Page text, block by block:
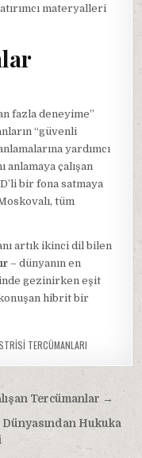
materyalleri
fazla deneyime”
“güvenli
yardımcı
anlamaya çalışan
bir fona satmaya
tüm
artık ikinci dil bilen
– dünyanın en
gezinirken eşit
hibrit bir
TERCÜMANLARI
Tercümanlar →
Hukuka